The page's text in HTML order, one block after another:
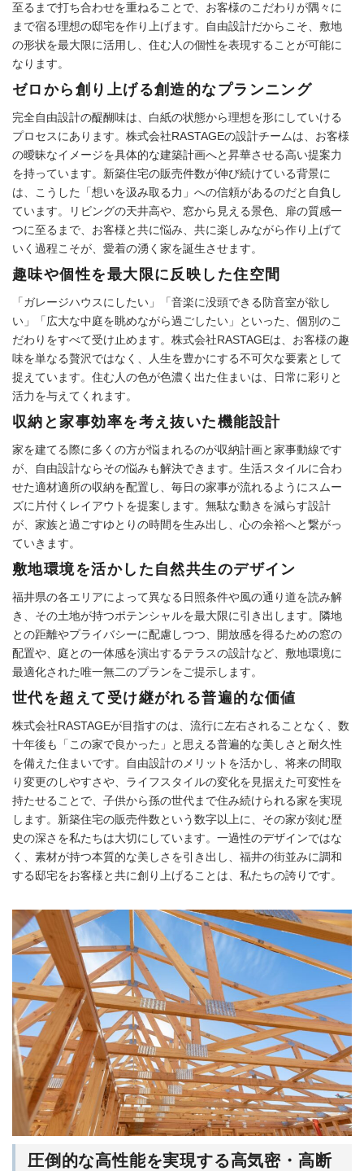
至るまで打ち合わせを重ねることで、お客様のこだわりが隅々に
まで宿る理想の邸宅を作り上げます。自由設計だからこそ、敷地
の形状を最大限に活用し、住む人の個性を表現することが可能に
なります。
ゼロから創り上げる創造的なプランニング
完全自由設計の醍醐味は、白紙の状態から理想を形にしていける
プロセスにあります。株式会社RASTAGEの設計チームは、お客様
の曖昧なイメージを具体的な建築計画へと昇華させる高い提案力
を持っています。新築住宅の販売件数が伸び続けている背景に
は、こうした「想いを汲み取る力」への信頼があるのだと自負し
ています。リビングの天井高や、窓から見える景色、扉の質感一
つに至るまで、お客様と共に悩み、共に楽しみながら作り上げて
いく過程こそが、愛着の湧く家を誕生させます。
趣味や個性を最大限に反映した住空間
「ガレージハウスにしたい」「音楽に没頭できる防音室が欲し
い」「広大な中庭を眺めながら過ごしたい」といった、個別のこ
だわりをすべて受け止めます。株式会社RASTAGEは、お客様の趣
味を単なる贅沢ではなく、人生を豊かにする不可欠な要素として
捉えています。住む人の色が色濃く出た住まいは、日常に彩りと
活力を与えてくれます。
収納と家事効率を考え抜いた機能設計
家を建てる際に多くの方が悩まれるのが収納計画と家事動線です
が、自由設計ならその悩みも解決できます。生活スタイルに合わ
せた適材適所の収納を配置し、毎日の家事が流れるようにスムー
ズに片付くレイアウトを提案します。無駄な動きを減らす設計
が、家族と過ごすゆとりの時間を生み出し、心の余裕へと繋がっ
ていきます。
敷地環境を活かした自然共生のデザイン
福井県の各エリアによって異なる日照条件や風の通り道を読み解
き、その土地が持つポテンシャルを最大限に引き出します。隣地
との距離やプライバシーに配慮しつつ、開放感を得るための窓の
配置や、庭との一体感を演出するテラスの設計など、敷地環境に
最適化された唯一無二のプランをご提示します。
世代を超えて受け継がれる普遍的な価値
株式会社RASTAGEが目指すのは、流行に左右されることなく、数
十年後も「この家で良かった」と思える普遍的な美しさと耐久性
を備えた住まいです。自由設計のメリットを活かし、将来の間取
り変更のしやすさや、ライフスタイルの変化を見据えた可変性を
持たせることで、子供から孫の世代まで住み続けられる家を実現
します。新築住宅の販売件数という数字以上に、その家が刻む歴
史の深さを私たちは大切にしています。一過性のデザインではな
く、素材が持つ本質的な美しさを引き出し、福井の街並みに調和
する邸宅をお客様と共に創り上げることは、私たちの誇りです。
圧倒的な高性能を実現する高気密・高断